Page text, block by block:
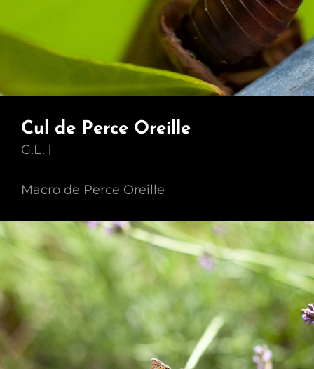
Cul de Perce Oreille
G.L.
Macro de Perce Oreille